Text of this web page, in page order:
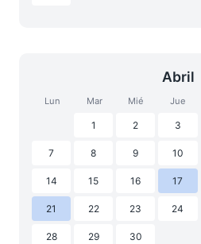
Abril
Lun Mar Mié Jue
1 2 3
7 8 9 10
14 15 16 17
21 22 23 24
28 29 30